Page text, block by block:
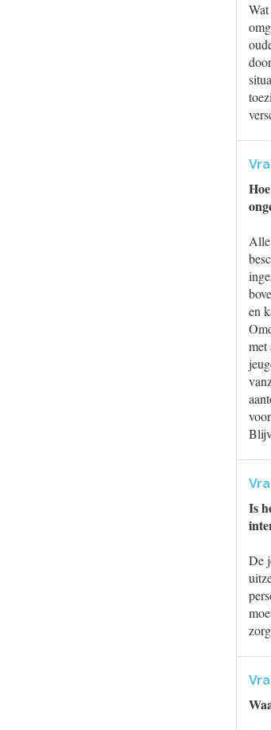
en
met
Is
De